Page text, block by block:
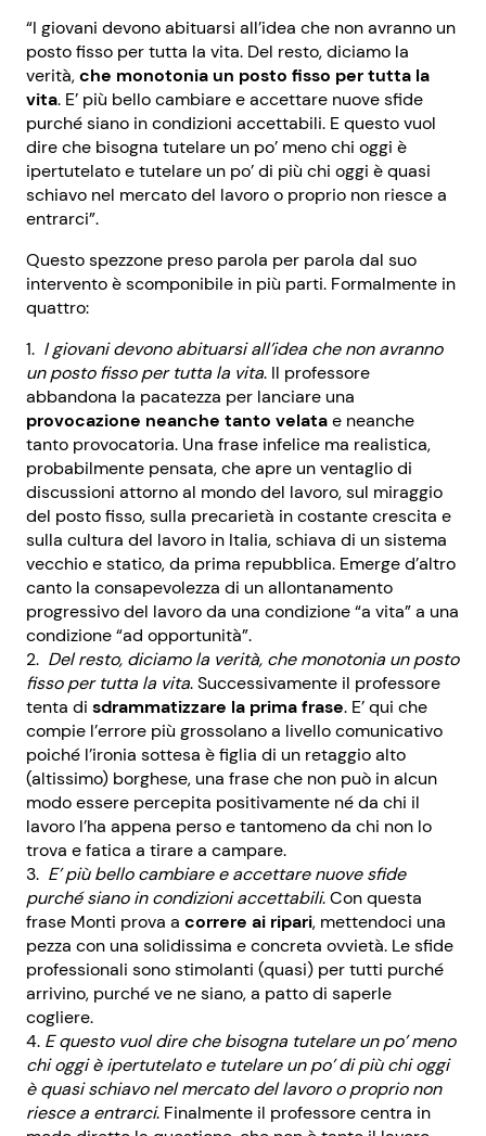
“I giovani devono abituarsi all’idea che non avranno un
posto fisso per tutta la vita. Del resto, diciamo la
verità,che monotonia un posto fisso per tutta la
vita. E’ più bello cambiare e accettare nuove sfide
purché siano in condizioni accettabili. E questo vuol
dire che bisogna tutelare un po’ meno chi oggi è
ipertutelato e tutelare un po’ di più chi oggi è quasi
schiavo nel mercato del lavoro o proprio non riesce a
entrarci”.
Questo spezzone preso parola per parola dal suo
intervento è scomponibile in più parti. Formalmente in
quattro:
I giovani devono abituarsi all’idea che non avranno
un posto fisso per tutta la vita. Il professore
abbandona la pacatezza per lanciare una
provocazione neanche tanto velatae neanche
tanto provocatoria. Una frase infelice ma realistica,
probabilmente pensata, che apre un ventaglio di
discussioni attorno al mondo del lavoro, sul miraggio
del posto fisso, sulla precarietà in costante crescita e
sulla cultura del lavoro in Italia, schiava di un sistema
vecchio e statico, da prima repubblica. Emerge d’altro
canto la consapevolezza di un allontanamento
progressivo del lavoro da una condizione “a vita” a una
condizione “ad opportunità”.
Del resto, diciamo la verità, che monotonia un posto
fisso per tutta la vita. Successivamente il professore
tenta di sdrammatizzare la prima frase. E’ qui che
compie l’errore più grossolano a livello comunicativo
poiché l’ironia sottesa è figlia di un retaggio alto
(altissimo) borghese, una frase che non può in alcun
modo essere percepita positivamente né da chi il
lavoro l’ha appena perso e tantomeno da chi non lo
trova e fatica a tirare a campare.
E’ più bello cambiare e accettare nuove sfide
purché siano in condizioni accettabili. Con questa
frase Monti prova a correre ai ripari, mettendoci una
pezza con una solidissima e concreta ovvietà. Le sfide
professionali sono stimolanti (quasi) per tutti purché
arrivino, purché ve ne siano, a patto di saperle
cogliere.
E questo vuol dire che bisogna tutelare un po’ meno
chi oggi è ipertutelato e tutelare un po’ di più chi oggi
è quasi schiavo nel mercato del lavoro o proprio non
riesce a entrarci. Finalmente il professore centra in